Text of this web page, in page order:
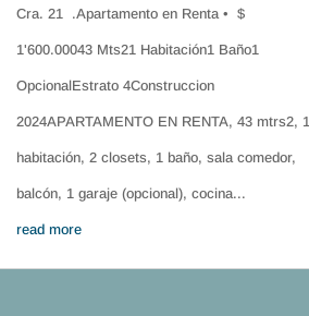
Cra. 21 .Apartamento en Renta • $
1'600.00043 Mts21 Habitación1 Baño1
OpcionalEstrato 4Construccion
2024APARTAMENTO EN RENTA, 43 mtrs2, 1
habitación, 2 closets, 1 baño, sala comedor,
balcón, 1 garaje (opcional), cocina...
read more